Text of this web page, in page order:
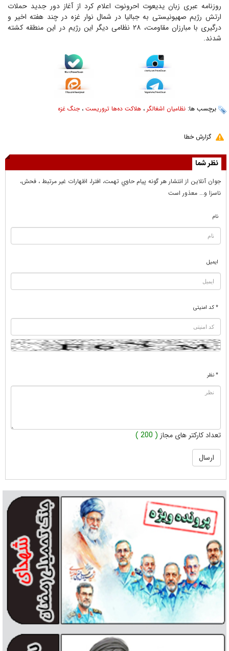
روزنامه عبری زبان یدیعوت احرونوت اعلام کرد از آغاز دور جدید حملات
ارتش رژیم صهیونیستی به جبالیا در شمال نوار غزه در چند هفته اخیر و
درگیری با مبارزان مقاومت، ۲۸ نظامی دیگر این رژیم در این منطقه کشته
شدند.
برچسب ها: نظامیان اشغالگر ، هلاکت ده‌ها تروریست ،جنگ غزه
گزارش خطا
نظر شما
جوان آنلاين از انتشار هر گونه پيام حاوي تهمت، افترا، اظهارات غير مرتبط ، فحش،
ناسزا و... معذور است
نام
ایمیل
* کد امنیتی
* نظر
تعداد کارکتر های مجاز ( 200 )